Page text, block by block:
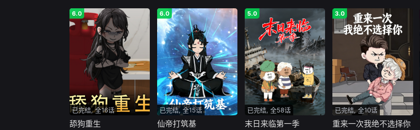
6.0
已完结, 全16话
舔狗重生
6.0
已完结, 全15话
仙帝打筑基
5.0
已完结, 全58话
末日来临第一季
3.0
已完结, 全10话
重来一次我绝不选择你